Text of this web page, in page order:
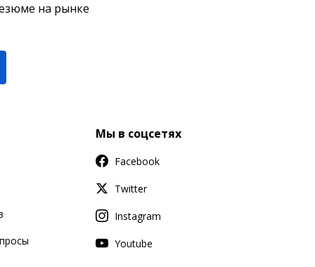
на рынке
Мы в соцсетях
Facebook
Twitter
Instagram
Youtube